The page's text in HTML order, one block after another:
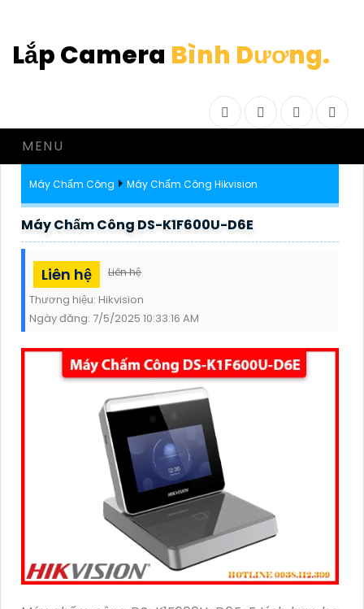
Lắp Camera Bình Dương.
FacebookTwitter Instagram
MENU
Máy Chấm Công Máy Chấm Công Hikvision
Máy Chấm Công DS-K1F600U-D6E
Liên hệ Liên hệ
Thương hiệu: Hikvision
Ngày đăng: 7/5/2025 10:33:16 AM